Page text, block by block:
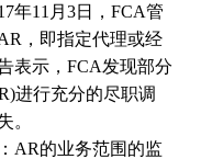
年11月3日，FCA管
，即指定代理或经
表示，FCA发现部分
进行充分的尽职调
。
AR的业务范围的监